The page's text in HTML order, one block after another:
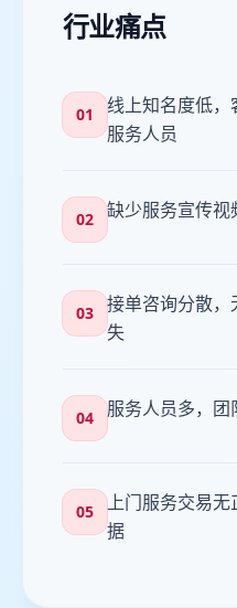
行业痛点
01
线上知名度低，
服务人员
02 缺少服务宣传
03
接单咨询分散
失
04 服务人员多，团
05
上门服务交易无
据